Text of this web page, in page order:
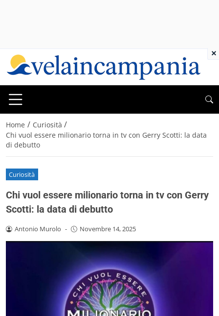
Home / Curiosità /
Chi vuol essere milionario torna in tv con Gerry Scotti: la data
di debutto
Curiosità
Chi vuol essere milionario torna in tv con Gerry
Scotti: la data di debutto
Antonio Murolo - Novembre 14, 2025
×